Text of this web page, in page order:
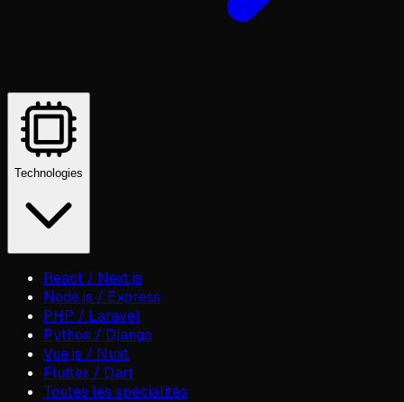
Technologies
React / Next.js
Node.js / Express
PHP / Laravel
Python / Django
Vue.js / Nuxt
Flutter / Dart
Toutes les spécialités